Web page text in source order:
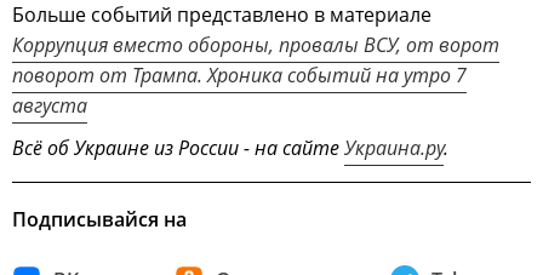
Больше событий представлено в материале
Коррупция вместо обороны, провалы ВСУ, от ворот
поворот от Трампа. Хроника событий на утро 7
августа
Всё об Украине из России - на сайтеУкраина.ру.
Подписывайся на